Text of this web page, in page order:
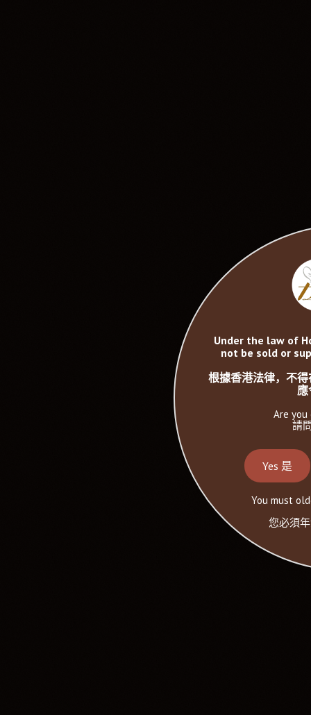
Under the law of
not be sold or
根據香港法律，不
Are
請
Yes 是
You must
您必須